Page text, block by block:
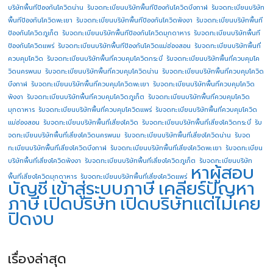
บริษัทพื้นทีป้องกันโควิดน่าน รับจดทะเบียนบริษัทพื้นทีป้องกันโควิดบึงกาฬ รับจดทะเบียนบริษัท
พื้นทีป้องกันโควิดพะเยา รับจดทะเบียนบริษัทพื้นทีป้องกันโควิดพังงา รับจดทะเบียนบริษัทพื้นที
ป้องกันโควิดภูเก็ต รับจดทะเบียนบริษัทพื้นทีป้องกันโควิดมุกดาหาร รับจดทะเบียนบริษัทพื้นที
ป้องกันโควิดแพร่ รับจดทะเบียนบริษัทพื้นทีป้องกันโควิดแม่ฮ่องสอน รับจดทะเบียนบริษัทพื้นที่
ควบคุมโควิด รับจดทะเบียนบริษัทพื้นที่ควบคุมโควิดกระบี่ รับจดทะเบียนบริษัทพื้นที่ควบคุมโค
วิดนครพนม รับจดทะเบียนบริษัทพื้นที่ควบคุมโควิดน่าน รับจดทะเบียนบริษัทพื้นที่ควบคุมโควิด
บึงกาฬ รับจดทะเบียนบริษัทพื้นที่ควบคุมโควิดพะเยา รับจดทะเบียนบริษัทพื้นที่ควบคุมโควิด
พังงา รับจดทะเบียนบริษัทพื้นที่ควบคุมโควิดภูเก็ต รับจดทะเบียนบริษัทพื้นที่ควบคุมโควิด
มุกดาหาร รับจดทะเบียนบริษัทพื้นที่ควบคุมโควิดแพร่ รับจดทะเบียนบริษัทพื้นที่ควบคุมโควิด
แม่ฮ่องสอน รับจดทะเบียนบริษัทพื้นที่เสี่ยงโควิด รับจดทะเบียนบริษัทพื้นที่เสี่ยงโควิดกระบี่ รับ
จดทะเบียนบริษัทพื้นที่เสี่ยงโควิดนครพนม รับจดทะเบียนบริษัทพื้นที่เสี่ยงโควิดน่าน รับจด
ทะเบียนบริษัทพื้นที่เสี่ยงโควิดบึงกาฬ รับจดทะเบียนบริษัทพื้นที่เสี่ยงโควิดพะเยา รับจดทะเบียน
บริษัทพื้นที่เสี่ยงโควิดพังงา รับจดทะเบียนบริษัทพื้นที่เสี่ยงโควิดภูเก็ต รับจดทะเบียนบริษัท
พื้นที่เสี่ยงโควิดมุกดาหาร รับจดทะเบียนบริษัทพื้นที่เสี่ยงโควิดแพร่ หาผู้สอบ
บัญชี เข้าสู่ระบบภาษี เคลียร์ปัญหา
ภาษีเปิดบริษัทเปิดบริษัทแต่ไม่เคย
ปิดงบ
เรื่องล่าสุด